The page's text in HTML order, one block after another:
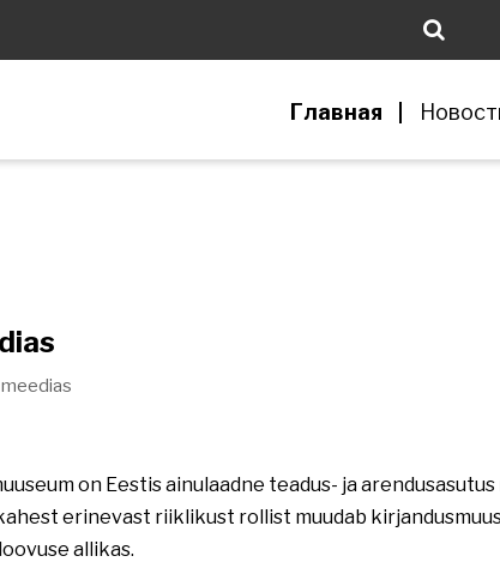
Главная
on Eestis ainulaadne teadus- ja arendusasutus
erinevast riiklikust rollist muudab
allikas.